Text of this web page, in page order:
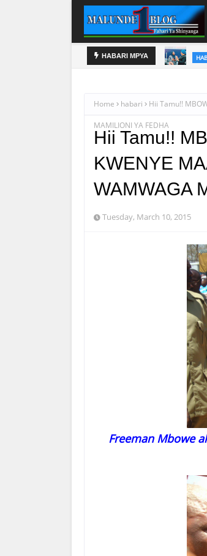
HABARI MPYA
Home habari Hii Tamu!!
MAMILIONI YA FEDHA
Hii Tamu!!
KWENYE
WAMWAGA
Tuesday, March 10, 2015
Freeman Mbowe